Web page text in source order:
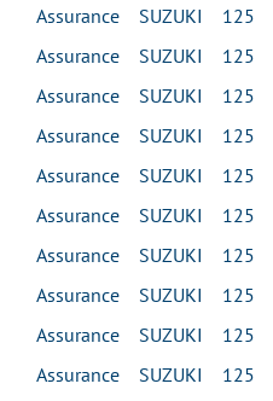
Assurance SUZUKI 125
Assurance SUZUKI 125
Assurance SUZUKI 125
Assurance SUZUKI 125
Assurance SUZUKI 125
Assurance SUZUKI 125
Assurance SUZUKI 125
Assurance SUZUKI 125
Assurance SUZUKI 125
Assurance SUZUKI 125